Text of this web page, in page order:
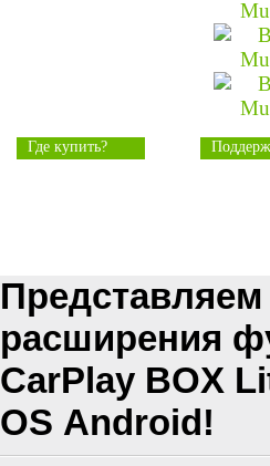
Где купить?
расширения
CarPlay BOX
OS Android!